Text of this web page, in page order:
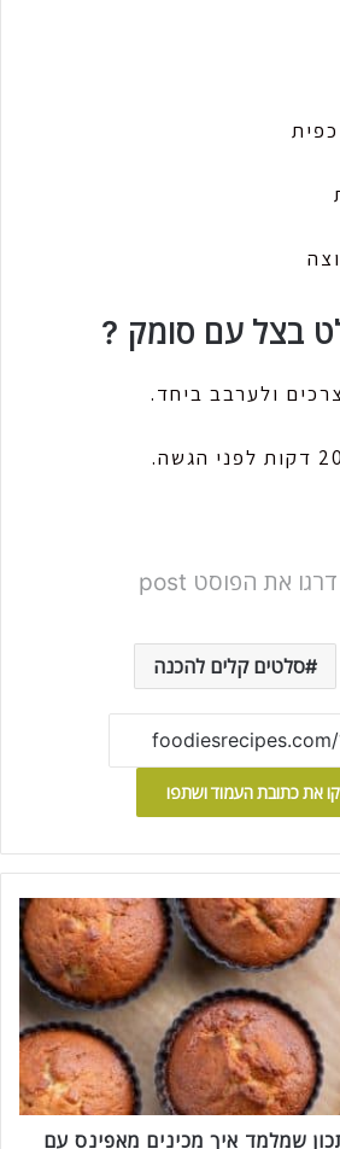
בצל עם סומק ?
דרגו את הפוסט post
סלטים קלים להכנה
את כתובת העמוד ושתפו
שמלמד איך מכינים מאפינס עם